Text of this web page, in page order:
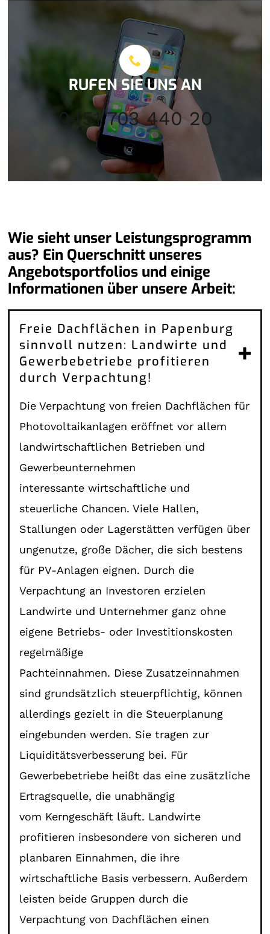
RUFEN SIE UNS AN
0451 703 440 20
Wie sieht unser Leistungsprogramm
aus? Ein Querschnitt unseres
Angebotsportfolios und einige
Informationen über unsere Arbeit:
Freie Dachflächen in Papenburg
sinnvoll nutzen: Landwirte und
Gewerbebetriebe profitieren
durch Verpachtung!
Die Verpachtung von freien Dachflächen für
Photovoltaikanlagen eröffnet vor allem
landwirtschaftlichen Betrieben und
Gewerbeunternehmen
interessante wirtschaftliche und
steuerliche Chancen. Viele Hallen,
Stallungen oder Lagerstätten verfügen über
ungenutze, große Dächer, die sich bestens
für PV-Anlagen eignen. Durch die
Verpachtung an Investoren erzielen
Landwirte und Unternehmer ganz ohne
eigene Betriebs- oder Investitionskosten
regelmäßige
Pachteinnahmen. Diese Zusatzeinnahmen
sind grundsätzlich steuerpflichtig, können
allerdings gezielt in die Steuerplanung
eingebunden werden. Sie tragen zur
Liquiditätsverbesserung bei. Für
Gewerbebetriebe heißt das eine zusätzliche
Ertragsquelle, die unabhängig
vom Kerngeschäft läuft. Landwirte
profitieren insbesondere von sicheren und
planbaren Einnahmen, die ihre
wirtschaftliche Basis verbessern. Außerdem
leisten beide Gruppen durch die
Verpachtung von Dachflächen einen